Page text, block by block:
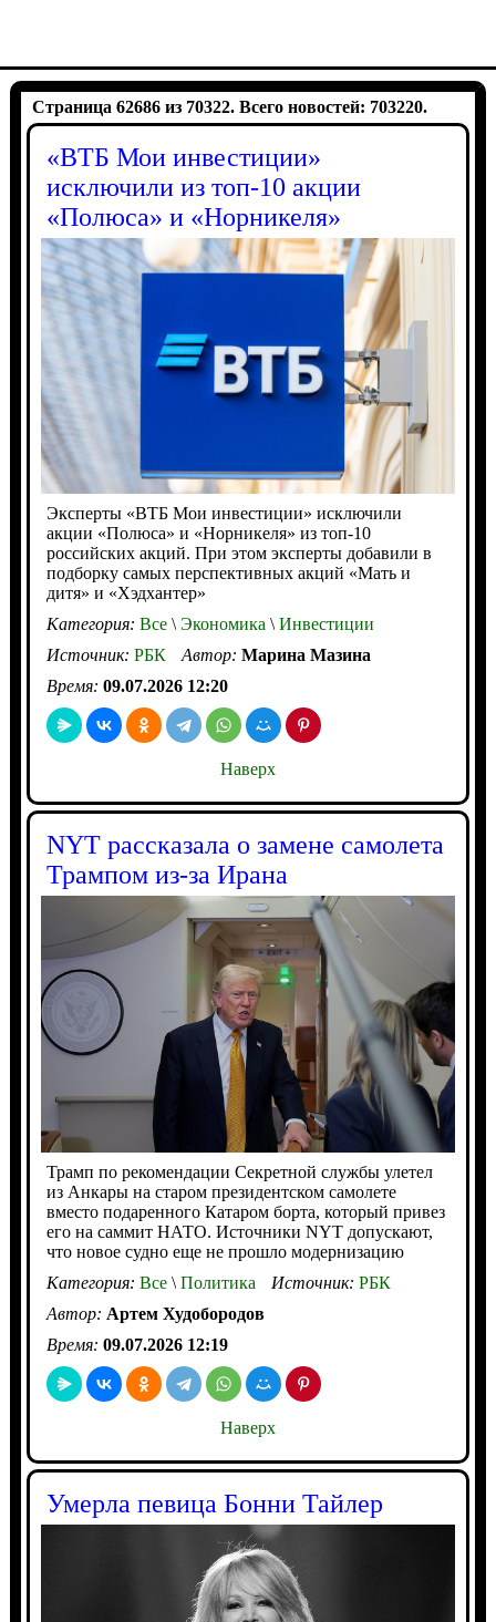
Страница 62686 из 70322. Всего новостей: 703220.
«ВТБ Мои инвестиции»
исключили из топ-10 акции
«Полюса» и «Норникеля»
Эксперты «ВТБ Мои инвестиции» исключили
акции «Полюса» и «Норникеля» из топ-10
российских акций. При этом эксперты добавили в
подборку самых перспективных акций «Мать и
дитя» и «Хэдхантер»
Категория: Все\Экономика\Инвестиции
Источник: РБК Автор: Марина Мазина
Время: 09.07.2026 12:20
Наверх
NYT рассказала о замене самолета
Трампом из-за Ирана
Трамп по рекомендации Секретной службы улетел
из Анкары на старом президентском самолете
вместо подаренного Катаром борта, который привез
его на саммит НАТО. Источники NYT допускают,
что новое судно еще не прошло модернизацию
Категория: Все\Политика Источник: РБК
Автор: Артем Худобородов
Время: 09.07.2026 12:19
Наверх
Умерла певица Бонни Тайлер